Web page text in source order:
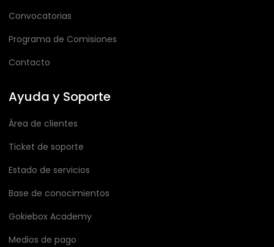
Convocatorias
Programa de Comisiones
Contacto
Ayuda y Soporte
Área de clientes
Ticket de soporte
Estado de servicios
Base de conocimientos
Gokiebox Academy
Medios de pago